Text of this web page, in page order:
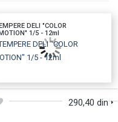
DELI "COLOR
1/5 - 12ml
290,40 din